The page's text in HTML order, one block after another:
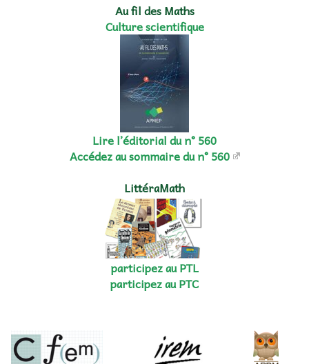
Au fil des Maths
Culture scientifique
Lire l’éditorial du n° 560
Accédez au sommaire du n° 560
LittéraMath
participez au PTL
participez au PTC